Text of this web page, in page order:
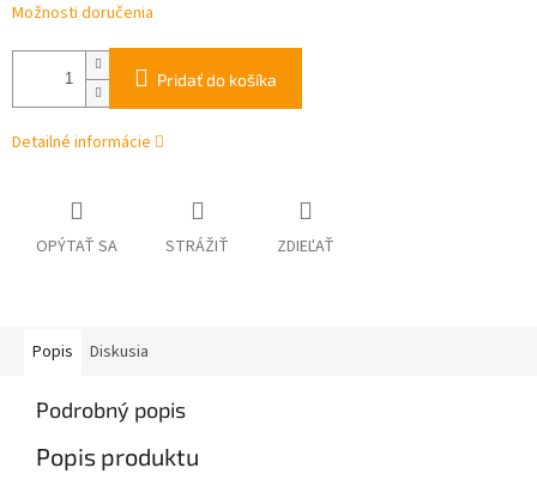
Možnosti doručenia
Pridať do košíka
Detailné informácie
OPÝTAŤ SA STRÁŽIŤ ZDIEĽAŤ
Popis Diskusia
Podrobný popis
Popis produktu